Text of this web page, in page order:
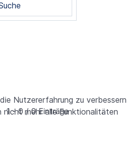
1 - 0 / 0 Einträge
Nutzererfahrung zu verbessern
mehr alle Funktionalitäten